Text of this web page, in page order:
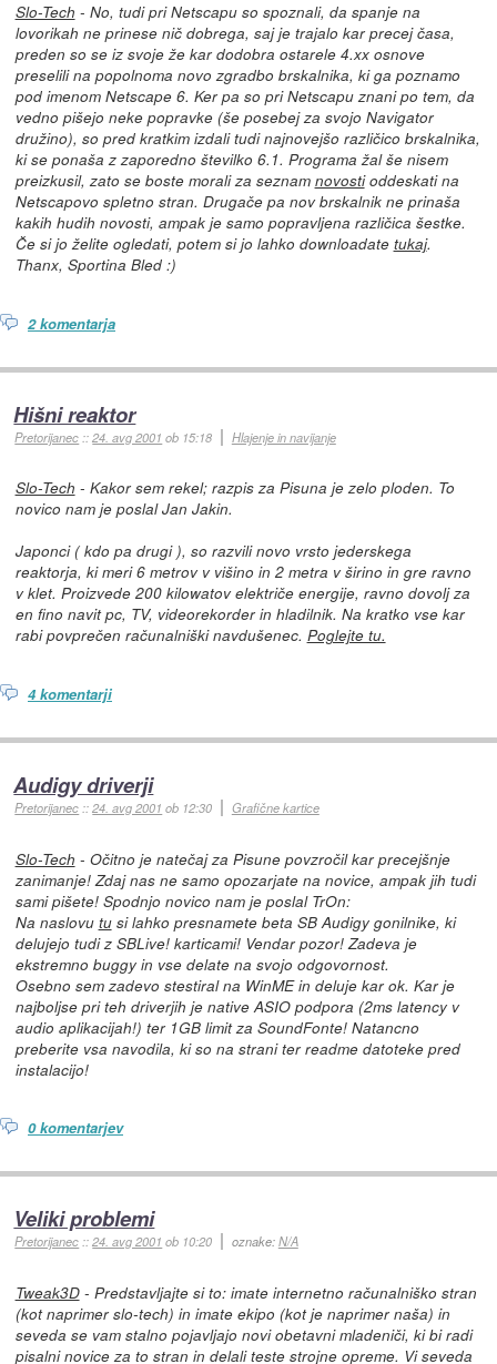
Slo-Tech - No, tudi pri Netscapu so spoznali, da spanje na
lovorikah ne prinese nič dobrega, saj je trajalo kar precej časa,
preden so se iz svoje že kar dodobra ostarele 4.xx osnove
preselili na popolnoma novo zgradbo brskalnika, ki ga poznamo
pod imenom Netscape 6. Ker pa so pri Netscapu znani po tem, da
vedno pišejo neke popravke (še posebej za svojo Navigator
družino), so pred kratkim izdali tudi najnovejšo različico brskalnika,
ki se ponaša z zaporedno številko 6.1. Programa žal še nisem
preizkusil, zato se boste morali za seznam novostioddeskati na
Netscapovo spletno stran. Drugače pa nov brskalnik ne prinaša
kakih hudih novosti, ampak je samo popravljena različica šestke.
Če si jo želite ogledati, potem si jo lahko downloadate tukaj.
Thanx, Sportina Bled :)
2 komentarja
Hišni reaktor
Pretorijanec ::24. avg 2001 ob 15:18 Hlajenje in navijanje
Slo-Tech - Kakor sem rekel; razpis za Pisuna je zelo ploden. To
novico nam je poslal Jan Jakin.
Japonci ( kdo pa drugi ), so razvili novo vrsto jederskega
reaktorja, ki meri 6 metrov v višino in 2 metra v širino in gre ravno
v klet. Proizvede 200 kilowatov električe energije, ravno dovolj za
en fino navit pc, TV, videorekorder in hladilnik. Na kratko vse kar
rabi povprečen računalniški navdušenec. Poglejte tu.
4 komentarji
Audigy driverji
Pretorijanec ::24. avg 2001 ob 12:30 Grafične kartice
Slo-Tech - Očitno je natečaj za Pisune povzročil kar precejšnje
zanimanje! Zdaj nas ne samo opozarjate na novice, ampak jih tudi
sami pišete! Spodnjo novico nam je poslal TrOn:
Na naslovu tusi lahko presnamete beta SB Audigy gonilnike, ki
delujejo tudi z SBLive! karticami! Vendar pozor! Zadeva je
ekstremno buggy in vse delate na svojo odgovornost.
Osebno sem zadevo stestiral na WinME in deluje kar ok. Kar je
najboljse pri teh driverjih je native ASIO podpora (2ms latency v
audio aplikacijah!) ter 1GB limit za SoundFonte! Natancno
preberite vsa navodila, ki so na strani ter readme datoteke pred
instalacijo!
0 komentarjev
Veliki problemi
Pretorijanec ::24. avg 2001 ob 10:20 oznake: N/A
Tweak3D- Predstavljajte si to: imate internetno računalniško stran
(kot naprimer slo-tech) in imate ekipo (kot je naprimer naša) in
seveda se vam stalno pojavljajo novi obetavni mladeniči, ki bi radi
pisalni novice za to stran in delali teste strojne opreme. Vi seveda